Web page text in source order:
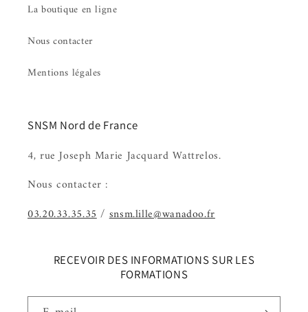
La boutique en ligne
Nous contacter
Mentions légales
SNSM Nord de France
4, rue Joseph Marie Jacquard Wattrelos.
Nous contacter :
03.20.33.35.35/snsm.lille@wanadoo.fr
RECEVOIR DES INFORMATIONS SUR LES
FORMATIONS